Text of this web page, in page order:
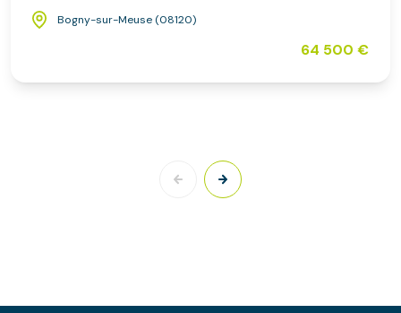
Bogny-sur-Meuse (08120)
64 500 €